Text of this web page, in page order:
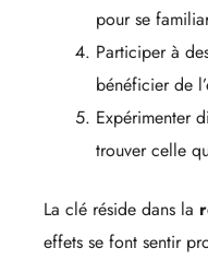
pour se
Participer à
bénéficier de
Expérimenter
trouver celle
La clé réside dans la
effets se font sentir